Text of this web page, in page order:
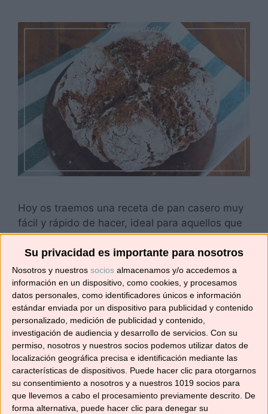
Su privacidad es importante para nosotros
Nosotros y nuestros socios almacenamos y/o accedemos a
información en un dispositivo, como cookies, y procesamos
datos personales, como identificadores únicos e información
estándar enviada por un dispositivo para publicidad y contenido
personalizado, medición de publicidad y contenido,
investigación de audiencia y desarrollo de servicios. Con su
permiso, nosotros y nuestros socios podemos utilizar datos de
localización geográfica precisa e identificación mediante las
características de dispositivos. Puede hacer clic para otorgarnos
su consentimiento a nosotros y a nuestros 1019 socios para
que llevemos a cabo el procesamiento previamente descrito. De
forma alternativa, puede hacer clic para denegar su
Hoy os traemos una receta de pan casero muy
fácil y rápido de hacer, ideal para aquellos que
hagan pan por primera vez ya que no necesita
fermentación, ni largos reposos, ni amasados.
Este pan es típico de Irlanda, perfecto para
acompañarlo con mermeladas, quesos,
mantequilla, …. o con vuestros platos favoritos.
Aquí os dejamos …Leer más
Categorías
Recetas con Thermomix ,Recetas de masas
Etiquetas
cocina internacional ,haz pan en casa ,pan
casero,pan casero fácil , pan de soda,pan
irlandés
receta irlandesa robot de cocina